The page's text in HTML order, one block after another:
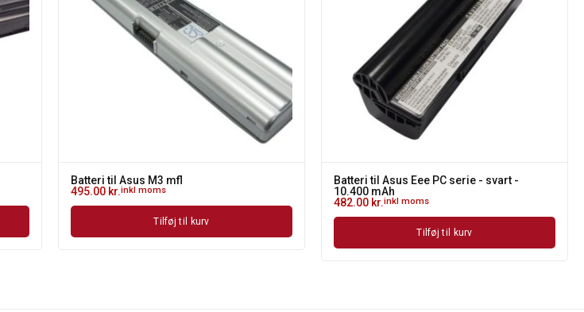
Batteri til Asus M3 mfl
495.00 kr.inkl moms
Tilføj til kurv
Batteri til Asus Eee PC serie - svart -
10.400 mAh
482.00 kr.inkl moms
Tilføj til kurv